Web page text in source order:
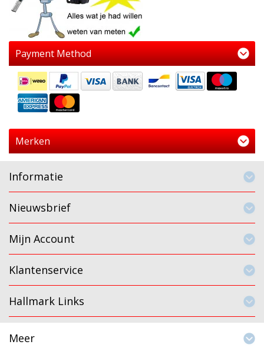
Payment Method
Merken
Informatie
Nieuwsbrief
Mijn Account
Klantenservice
Hallmark Links
Meer